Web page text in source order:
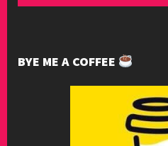
BYE ME A COFFEE